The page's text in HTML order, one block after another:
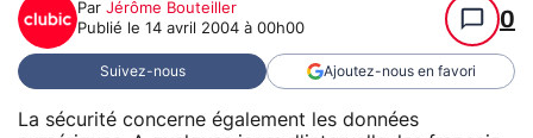
Par Jérôme Bouteiller
Publié le 14 avril 2004 à 00h00 0
Suivez-nous Ajoutez-nous en favori
La sécurité concerne également les données